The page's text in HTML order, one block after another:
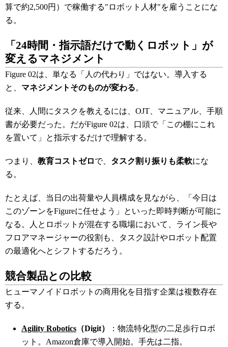
算で約2,500円）で稼働する"ロボット人材"を雇うことにな
る。
「24時間・指示語だけで動くロボット」が
変えるマネジメント
Figure 02は、単なる「人の代わり」ではない。導入する
と、 マネジメントそのものが変わる。
従来、人間にタスクを教えるには、OJT、マニュアル、手順
書が必要だった。だがFigure 02は、口頭で「この棚にこれ
を置いて」と指示するだけで理解する。
つまり、 教育コストゼロで、 タスク割り振りも柔軟にな
る。
たとえば、当日の出荷量や人員構成を見ながら、「今日は
このゾーンをFigureに任せよう」といった即時判断が可能に
なる。人とロボットが混在する職場において、ライン長や
フロアマネージャーの役割も、タスク設計やロボット配置
の最適化へとシフトするだろう。
競合製品との比較
ヒューマノイドロボットの商用化を目指す企業は複数存在
する。
Agility Robotics （Digit）
：物流特化型の二足歩行ロボ
ット。Amazon倉庫で導入開始。手先は二指。